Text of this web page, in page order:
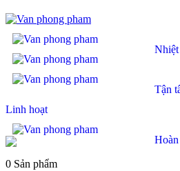
Tận
Linh hoạt
0 Sản phẩm